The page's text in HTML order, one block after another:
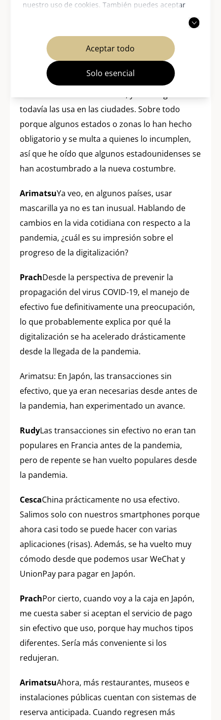
nuestro uso de cookies. También puedes aceptar
Aceptar todo
Solo esencial
mundo usa mascarilla como si fuera la norma.
cultura.
: Se podría pensar que en Occidente ya no
se usan mascarillas, pero en realidad, depende
todavía las usa en las ciudades. Sobre todo
porque algunos estados o zonas lo han hecho
obligatorio y se multa a quienes lo incumplen,
así que he oído que algunos estadounidenses se
han acostumbrado a la nueva costumbre.
ArimatsuYa veo, en algunos países, usar
mascarilla ya no es tan inusual. Hablando de
cambios en la vida cotidiana con respecto a la
pandemia, ¿cuál es su impresión sobre el
progreso de la digitalización?
PrachDesde la perspectiva de prevenir la
propagación del virus COVID-19, el manejo de
efectivo fue definitivamente una preocupación,
lo que probablemente explica por qué la
digitalización se ha acelerado drásticamente
desde la llegada de la pandemia.
Arimatsu: En Japón, las transacciones sin
efectivo, que ya eran necesarias desde antes de
la pandemia, han experimentado un avance.
RudyLas transacciones sin efectivo no eran tan
populares en Francia antes de la pandemia,
pero de repente se han vuelto populares desde
la pandemia.
CescaChina prácticamente no usa efectivo.
Salimos solo con nuestros smartphones porque
ahora casi todo se puede hacer con varias
aplicaciones (risas). Además, se ha vuelto muy
cómodo desde que podemos usar WeChat y
UnionPay para pagar en Japón.
PrachPor cierto, cuando voy a la caja en Japón,
me cuesta saber si aceptan el servicio de pago
sin efectivo que uso, porque hay muchos tipos
diferentes. Sería más conveniente si los
redujeran.
ArimatsuAhora, más restaurantes, museos e
instalaciones públicas cuentan con sistemas de
reserva anticipada. Cuando regresen más